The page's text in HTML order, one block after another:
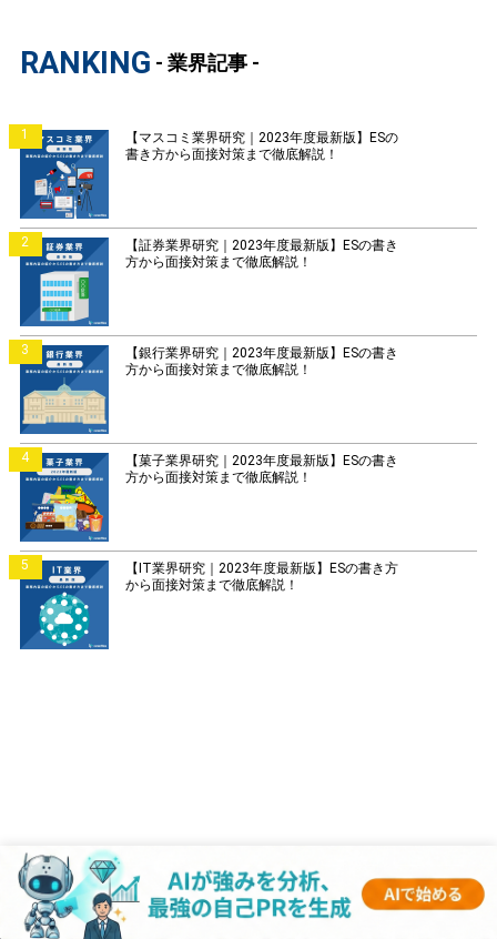
RANKING - 業界記事 -
1
【マスコミ業界研究｜2023年度最新版】ESの
書き方から面接対策まで徹底解説！
2
【証券業界研究｜2023年度最新版】ESの書き
方から面接対策まで徹底解説！
3
【銀行業界研究｜2023年度最新版】ESの書き
方から面接対策まで徹底解説！
4
【菓子業界研究｜2023年度最新版】ESの書き
方から面接対策まで徹底解説！
5
【IT業界研究｜2023年度最新版】ESの書き方
から面接対策まで徹底解説！